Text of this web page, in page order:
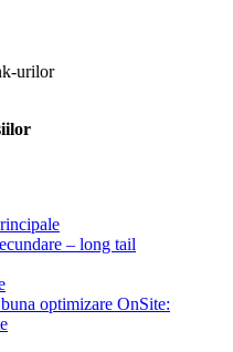
urilor
– long tail
optimizare OnSite: